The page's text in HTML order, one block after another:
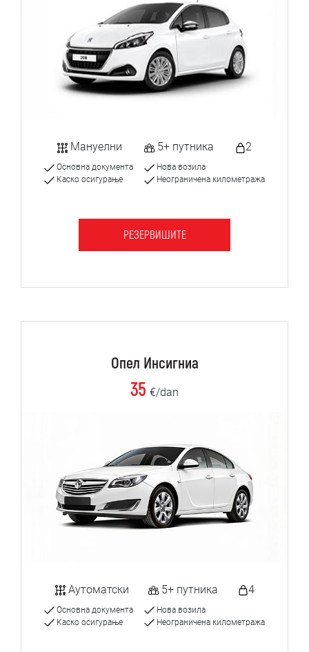
Мануелни 5+ путника 2
Основна документа
Каско осигурање
Нова возила
Неограничена километража
РЕЗЕРВИШИТЕ
Опел Инсигниа
35 €/dan
Аутоматски 5+ путника 4
Основна документа
Каско осигурање
Нова возила
Неограничена километража